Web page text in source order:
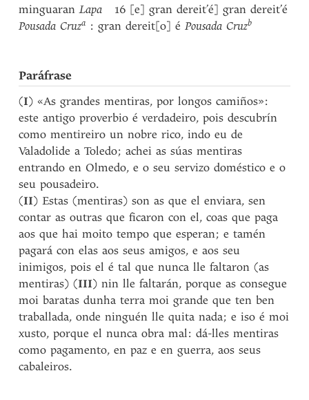
minguaranLapa 16 [e] gran dereit’é] gran dereit’é
Pousada Cruza : gran dereit[o] éPousada Cruzb
Paráfrase
(I) «As grandes mentiras, por longos camiños»:
este antigo proverbio é verdadeiro, pois descubrín
como mentireiro un nobre rico, indo eu de
Valadolide a Toledo; achei as súas mentiras
entrando en Olmedo, e o seu servizo doméstico e o
seu pousadeiro.
(II) Estas (mentiras) son as que el enviara, sen
contar as outras que ficaron con el, coas que paga
aos que hai moito tempo que esperan; e tamén
pagará con elas aos seus amigos, e aos seu
inimigos, pois el é tal que nunca lle faltaron (as
mentiras) (III) nin lle faltarán, porque as consegue
moi baratas dunha terra moi grande que ten ben
traballada, onde ninguén lle quita nada; e iso é moi
xusto, porque el nunca obra mal: dá-lles mentiras
como pagamento, en paz e en guerra, aos seus
cabaleiros.